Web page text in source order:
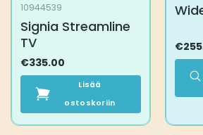
10944539
Signia Streamline
TV
€335.00
Lisää
ostoskoriin
€